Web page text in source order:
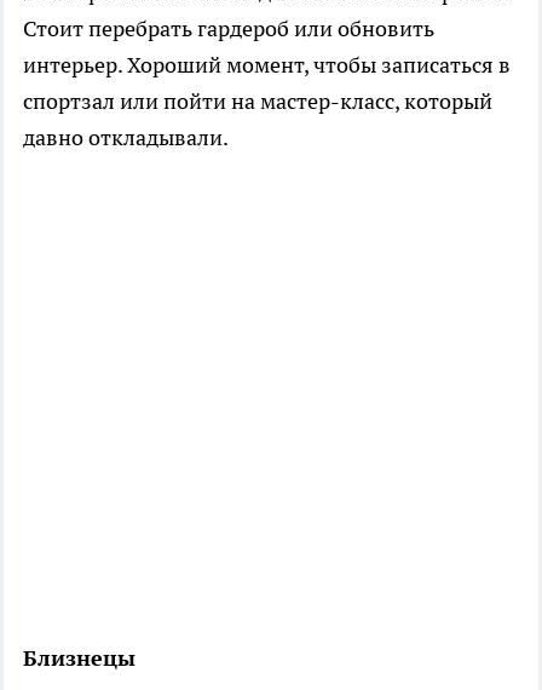
Стоит перебрать гардероб или обновить
интерьер. Хороший момент, чтобы записаться в
спортзал или пойти на мастер-класс, который
давно откладывали.
Близнецы